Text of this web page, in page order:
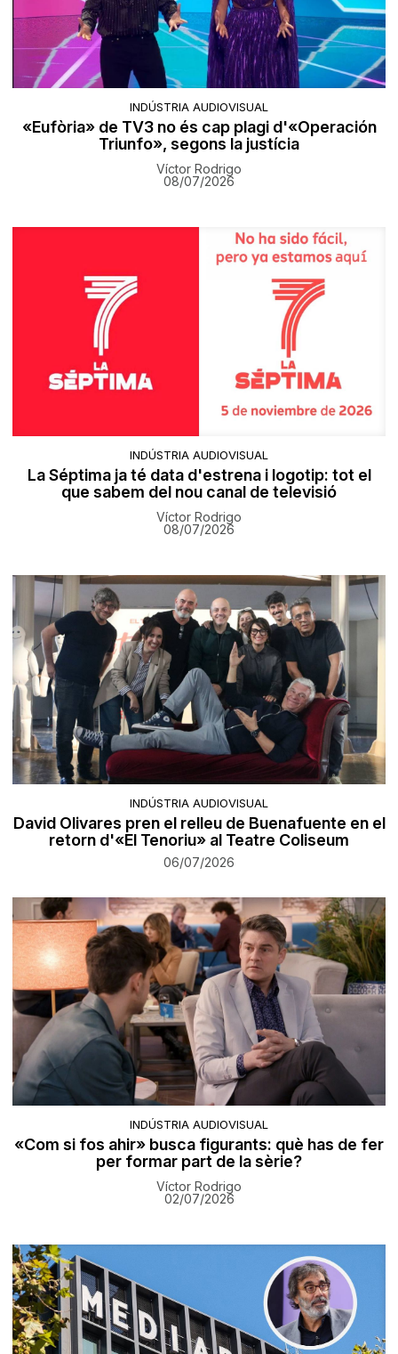
INDÚSTRIA AUDIOVISUAL
«Eufòria» de TV3 no és cap plagi d'«Operación
Triunfo», segons la justícia
Víctor Rodrigo
08/07/2026
INDÚSTRIA AUDIOVISUAL
La Séptima ja té data d'estrena i logotip: tot el
que sabem del nou canal de televisió
Víctor Rodrigo
08/07/2026
INDÚSTRIA AUDIOVISUAL
David Olivares pren el relleu de Buenafuente en el
retorn d'«El Tenoriu» al Teatre Coliseum
06/07/2026
INDÚSTRIA AUDIOVISUAL
«Com si fos ahir» busca figurants: què has de fer
per formar part de la sèrie?
Víctor Rodrigo
02/07/2026